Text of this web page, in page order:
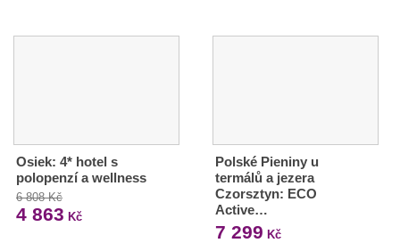
Osiek: 4* hotel s
polopenzí a wellness
6 808 Kč
4 863 Kč
Polské Pieniny u
termálů a jezera
Czorsztyn: ECO
Active…
7 299 Kč